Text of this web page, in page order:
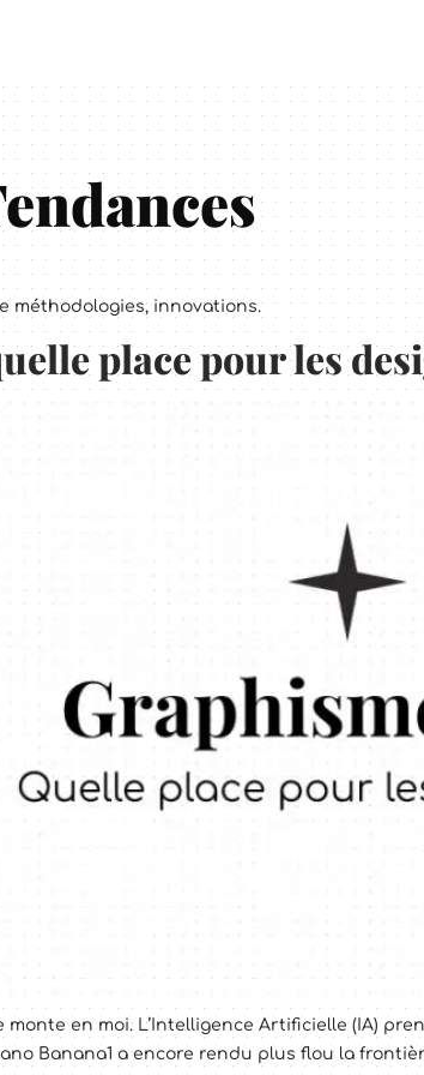
méthodologies, innovations.
place pour les
en moi. L’Intelligence Artificielle (IA)
Banana1 a encore rendu plus flou la